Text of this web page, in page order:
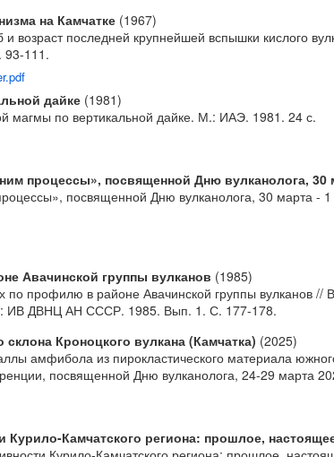
на Камчатке (1967)
последней крупнейшей вспышки кислого
93-111.
дайке (1981)
магмы по вертикальной дайке. М.: ИАЭ. 1981. 24 с.
процессы», посвященной Дню вулканолога, 30
посвященной Дню вулканолога, 30 марта -
Авачинской группы вулканов (1985)
профилю в районе Авачинской группы вулканов //
ИВ ДВНЦ АН СССР. 1985. Вып. 1. С. 177-178.
Кроноцкого вулкана (Камчатка) (2025)
амфибола из пирокластического материала
посвященной Дню вулканолога, 24-29 марта
Камчатского региона: прошлое,